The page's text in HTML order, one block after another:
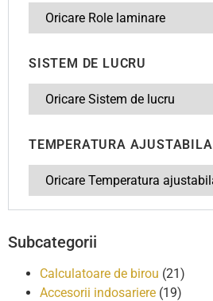
SISTEM DE LUCRU
TEMPERATURA AJUSTABILA
Subcategorii
Calculatoare de birou (21)
Accesorii indosariere (19)